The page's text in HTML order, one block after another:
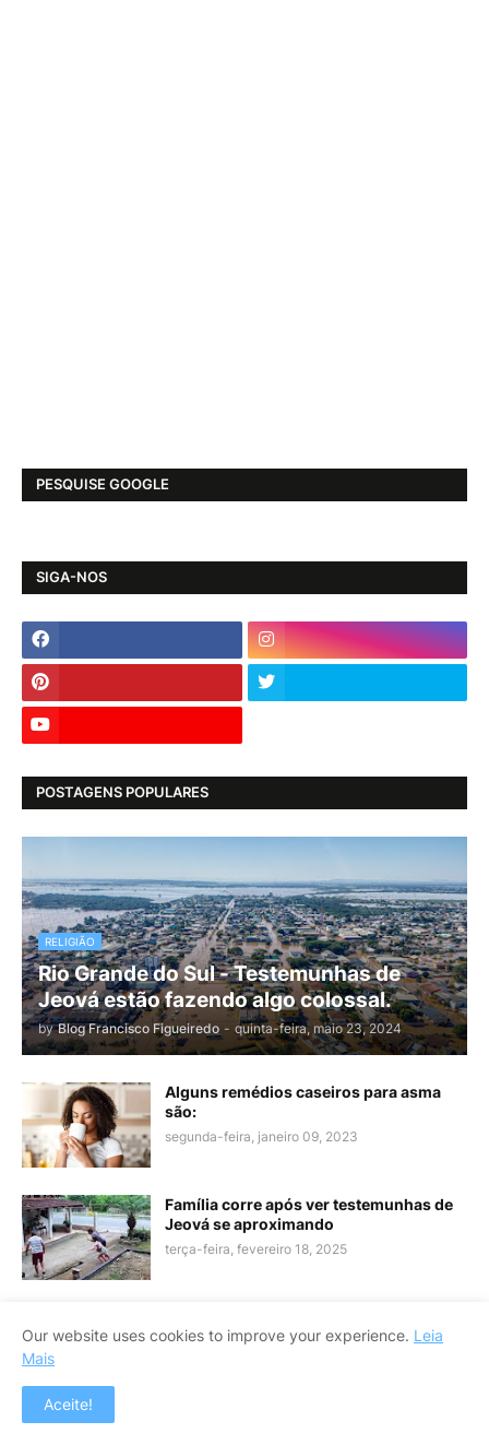
PESQUISE GOOGLE
SIGA-NOS
POSTAGENS POPULARES
RELIGIÃO
Rio Grande do Sul - Testemunhas de
Jeová estão fazendo algo colossal.
by Blog Francisco Figueiredo - quinta-feira, maio 23, 2024
Alguns remédios caseiros para asma
são:
segunda-feira, janeiro 09, 2023
Família corre após ver testemunhas de
Jeová se aproximando
terça-feira, fevereiro 18, 2025
mãe com tiro na cabeça
Our website uses cookies to improve your experience. Leia
Mais
Aceite!